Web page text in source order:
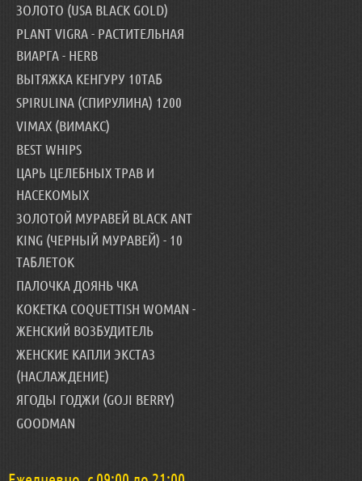
ЗОЛОТО (USA BLACK GOLD)
PLANT VIGRA - РАСТИТЕЛЬНАЯ
ВИАРГА - HERB
ВЫТЯЖКА КЕНГУРУ 10ТАБ
SPIRULINA (СПИРУЛИНА) 1200
VIMAX (ВИМАКС)
BEST WHIPS
ЦАРЬ ЦЕЛЕБНЫХ ТРАВ И
НАСЕКОМЫХ
ЗОЛОТОЙ МУРАВЕЙ BLACK ANT
KING (ЧЕРНЫЙ МУРАВЕЙ) - 10
ТАБЛЕТОК
ПАЛОЧКА ДОЯНЬ ЧКА
КОКЕТКА COQUETTISH WOMAN -
ЖЕНСКИЙ ВОЗБУДИТЕЛЬ
ЖЕНСКИЕ КАПЛИ ЭКСТАЗ
(НАСЛАЖДЕНИЕ)
ЯГОДЫ ГОДЖИ (GOJI BERRY)
GOODMAN